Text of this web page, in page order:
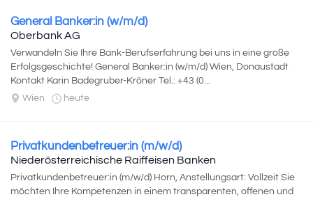
General Banker:in (w/m/d)
Oberbank AG
Verwandeln Sie Ihre Bank-Berufserfahrung bei uns in eine große
Erfolgsgeschichte! General Banker:in (w/m/d) Wien, Donaustadt
Kontakt Karin Badegruber-Kröner Tel.: +43 (0...
Wien
heute
Privatkundenbetreuer:in (m/w/d)
Niederösterreichische Raiffeisen Banken
Privatkundenbetreuer:in (m/w/d) Horn, Anstellungsart: Vollzeit Sie
möchten Ihre Kompetenzen in einem transparenten, offenen und